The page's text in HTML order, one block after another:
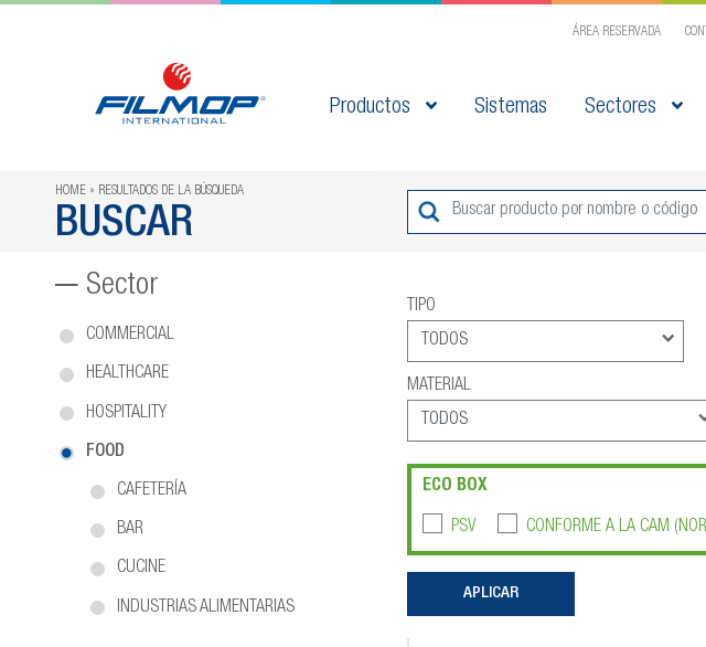
ÁREA RESERVADA
Productos Sistemas Sectores
HOME RESULTADOS DE LA BÚSQUEDA
BUSCAR
Sector
COMMERCIAL
HEALTHCARE
HOSPITALITY
FOOD
CAFETERÍA
BAR
CUCINE
INDUSTRIAS ALIMENTARIAS
TIPO
MATERIAL
ECO BOX
PSV CONFORME A LA CAM